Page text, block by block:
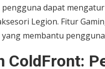
dapat
Legion. Fitur
membantu
ColdFront: